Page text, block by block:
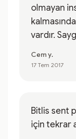
olmayan
vardır.
Cem y.
17 Tem 2017
Bitlis sent
için tekrar